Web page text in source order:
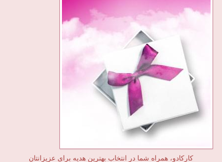
کارکادو، همراه شما در انتخاب بهترین هدیه برای عزیزانتان